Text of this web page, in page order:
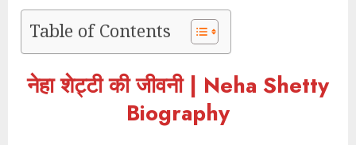
Table of Contents
नेहा शेट्टी की जीवनी | Neha Shetty
Biography